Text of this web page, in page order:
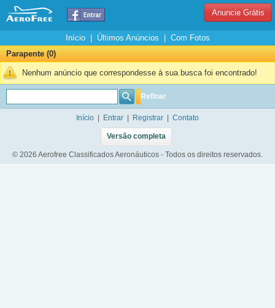
Anuncie Grátis
Início| Últimos Anúncios
Com Fotos
Parapente (0)
Nenhum anúncio que correspondesse à sua busca foi encontrado!
Refinar
Início Entrar Registrar Contato
Versão completa
© 2026 Aerofree Classificados Aeronáuticos - Todos os direitos reservados.